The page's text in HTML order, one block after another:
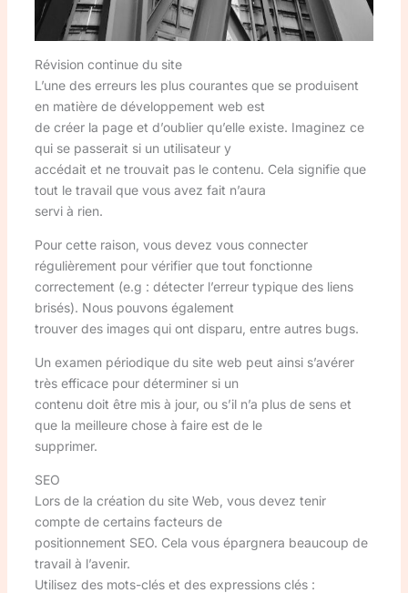
Révision continue du site
L’une des erreurs les plus courantes que se produisent
en matière de développement web est
de créer la page et d’oublier qu’elle existe. Imaginez ce
qui se passerait si un utilisateur y
accédait et ne trouvait pas le contenu. Cela signifie que
tout le travail que vous avez fait n’aura
servi à rien.
Pour cette raison, vous devez vous connecter
régulièrement pour vérifier que tout fonctionne
correctement (e.g : détecter l’erreur typique des liens
brisés). Nous pouvons également
trouver des images qui ont disparu, entre autres bugs.
Un examen périodique du site web peut ainsi s’avérer
très efficace pour déterminer si un
contenu doit être mis à jour, ou s’il n’a plus de sens et
que la meilleure chose à faire est de le
supprimer.
SEO
Lors de la création du site Web, vous devez tenir
compte de certains facteurs de
positionnement SEO. Cela vous épargnera beaucoup de
travail à l’avenir.
Utilisez des mots-clés et des expressions clés :